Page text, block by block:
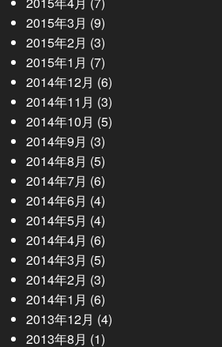
2015年3月 (9)
2015年2月 (3)
2015年1月 (7)
2014年12月 (6)
2014年11月 (3)
2014年10月 (5)
2014年9月 (3)
2014年8月 (5)
2014年7月 (6)
2014年6月 (4)
2014年5月 (4)
2014年4月 (6)
2014年3月 (5)
2014年2月 (3)
2014年1月 (6)
2013年12月 (4)
2013年8月 (1)